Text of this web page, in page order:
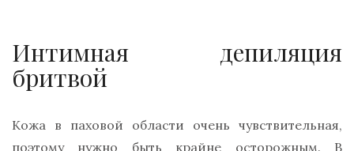
Интимная депиляция
бритвой
Кожа в паховой области очень чувствительная,
поэтому нужно быть крайне осторожным. В